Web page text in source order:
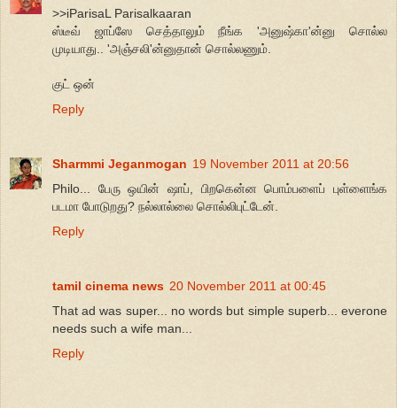
>>iParisaL Parisalkaaran
ஸ்டீவ் ஜாப்ஸே செத்தாலும் நீங்க 'அனுஷ்கா'ன்னு சொல்ல
முடியாது.. 'அஞ்சலி'ன்னுதான் சொல்லணும்.
குட் ஒன்
Reply
Sharmmi Jeganmogan 19 November 2011 at 20:56
Philo... பேரு ஒயின் ஷாப், பிறகென்ன பொம்பளைப் புள்ளைங்க
படமா போடுறது? நல்லால்லை சொல்லிபுட்டேன்.
Reply
tamil cinema news 20 November 2011 at 00:45
That ad was super... no words but simple superb... everone
needs such a wife man...
Reply